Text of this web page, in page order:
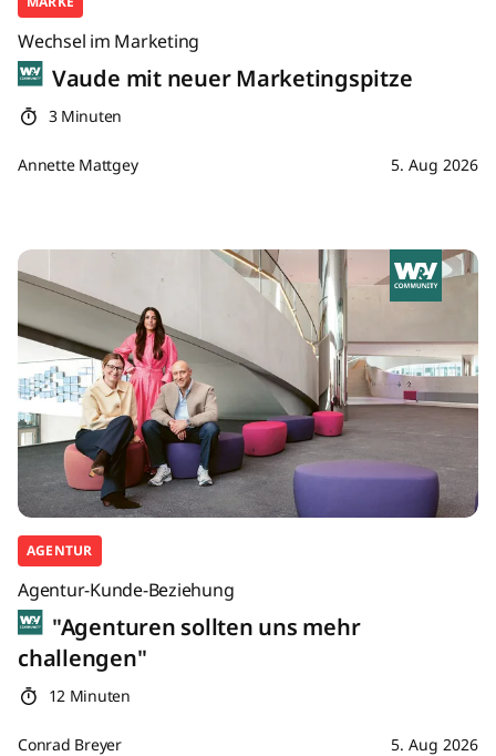
Wechsel im Marketing
Vaude mit neuer Marketingspitze
3 Minuten
Annette Mattgey 5. Aug 2026
AGENTUR
Agentur-Kunde-Beziehung
"Agenturen sollten uns mehr
challengen"
12 Minuten
Conrad Breyer 5. Aug 2026